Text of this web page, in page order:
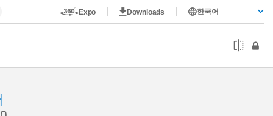
Expo Downloads 한국어